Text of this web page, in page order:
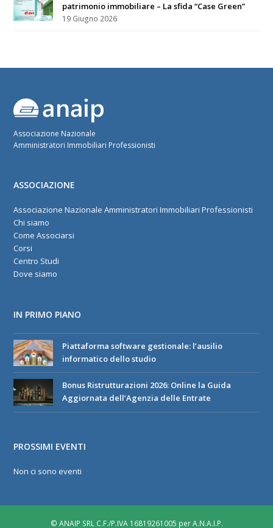
patrimonio immobiliare – La sfida “Case Green”
19 Giugno 2026
Associazione Nazionale
Amministratori Immobiliari Professionisti
ASSOCIAZIONE
Associazione Nazionale Amministratori Immobiliari Professionisti
Chi siamo
Come Associarsi
Corsi
Centro Studi
Dove siamo
IN PRIMO PIANO
Piattaforma software gestionale: l’ausilio
informatico dello studio
Bonus Ristrutturazioni 2026: Online la Guida
Aggiornata dell’Agenzia delle Entrate
PROSSIMI EVENTI
Non ci sono eventi
© ANAIP SRL C.F./P.IVA 16819261005 per A.N.A.I.P.